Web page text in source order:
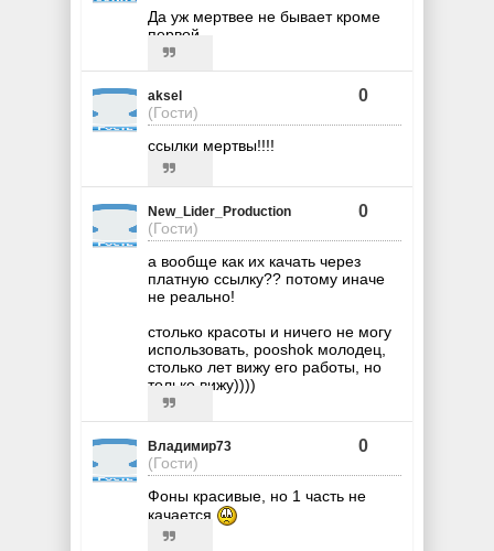
Да уж мертвее не бывает кроме
первой
aksel
(Гости)
0
ссылки мертвы!!!!
New_Lider_Production
(Гости)
0
а вообще как их качать через
платную ссылку?? потому иначе
не реально!
столько красоты и ничего не могу
использовать, pooshok молодец,
столько лет вижу его работы, но
только вижу))))
Владимир73
(Гости)
0
Фоны красивые, но 1 часть не
качается